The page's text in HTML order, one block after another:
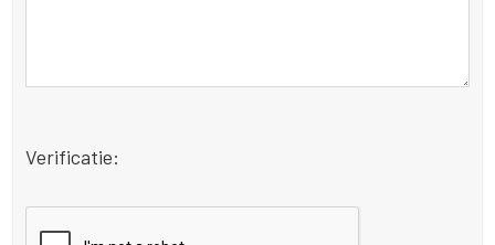
Verificatie: